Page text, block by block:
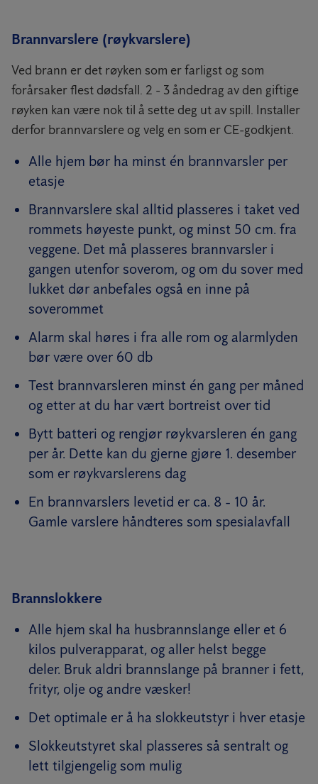
Brannvarslere (røykvarslere)
Ved brann er det røyken som er farligst og som
forårsaker flest dødsfall. 2 - 3 åndedrag av den giftige
røyken kan være nok til å sette deg ut av spill. Installer
derfor brannvarslere og velg en som er CE-godkjent.
Alle hjem bør ha minst én brannvarsler per
etasje
Brannvarslere skal alltid plasseres i taket ved
rommets høyeste punkt, og minst 50 cm. fra
veggene. Det må plasseres brannvarsler i
gangen utenfor soverom, og om du sover med
lukket dør anbefales også en inne på
soverommet
Alarm skal høres i fra alle rom og alarmlyden
bør være over 60 db
Test brannvarsleren minst én gang per måned
og etter at du har vært bortreist over tid
Bytt batteri og rengjør røykvarsleren én gang
per år. Dette kan du gjerne gjøre 1. desember
som er røykvarslerens dag
En brannvarslers levetid er ca. 8 - 10 år.
Gamle varslere håndteres som spesialavfall
Brannslokkere
Alle hjem skal ha husbrannslange eller et 6
kilos pulverapparat, og aller helst begge
deler. Bruk aldri brannslange på branner i fett,
frityr, olje og andre væsker!
Det optimale er å ha slokkeutstyr i hver etasje
Slokkeutstyret skal plasseres så sentralt og
lett tilgjengelig som mulig